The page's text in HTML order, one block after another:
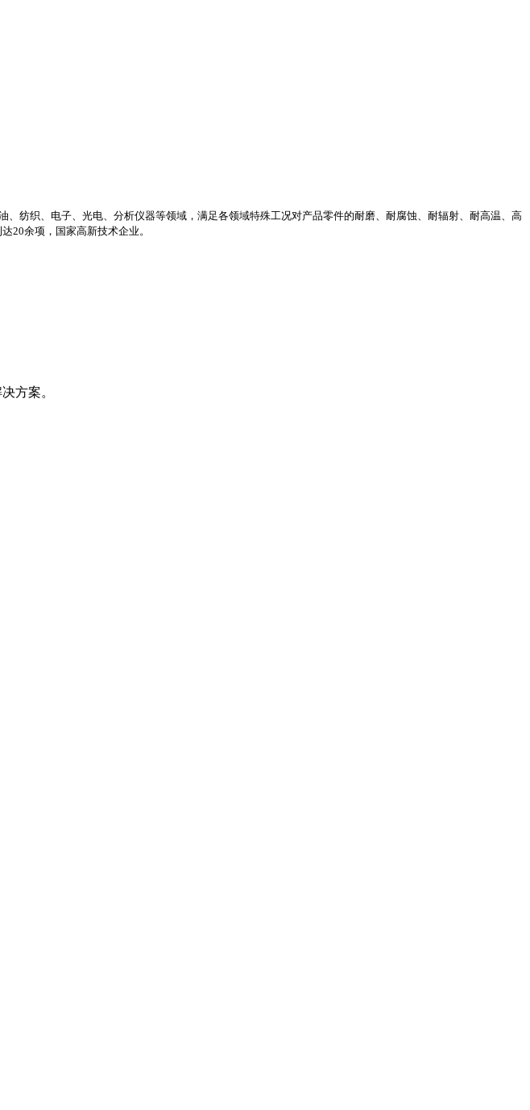
纺织、电子、光电、分析仪器等领域，满足各领域特殊工况对产品零件的耐磨、耐腐蚀、耐辐射、耐高温、高
20余项，国家高新技术企业。
方案。